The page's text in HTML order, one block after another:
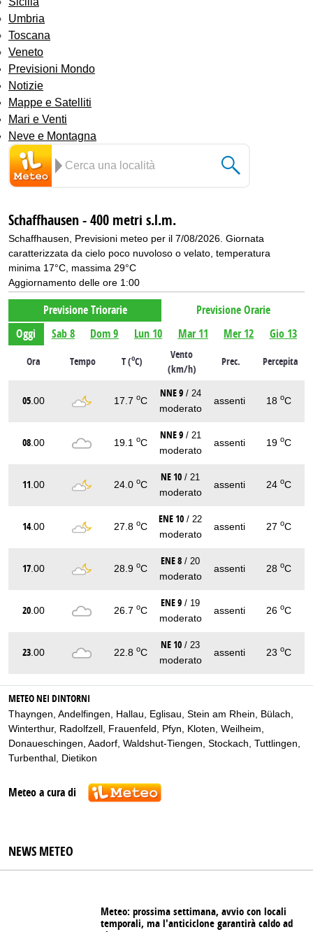
Umbria
Toscana
Veneto
Previsioni Mondo
Notizie
Mappe e Satelliti
Mari e Venti
Neve e Montagna
Schaffhausen - 400 metri s.l.m.
Schaffhausen, Previsioni meteo per il 7/08/2026. Giornata
caratterizzata da cielo poco nuvoloso o velato, temperatura
minima 17°C, massima 29°C
Aggiornamento delle ore 1:00
Previsione Triorarie
Previsione Orarie
Oggi
Sab 8 Dom 9 Lun 10 Mar 11 Mer 12 Gio 13
Ora Tempo T (oC)
Vento
(km/h)
Prec. Percepita
05 .00 17.7 oC
NNE 9 / 24
moderato
assenti 18 oC
08 .00 19.1 oC
NNE 9 / 21
moderato
assenti 19 oC
11 .00 24.0 oC
NE 10 / 21
moderato
assenti 24 oC
14.00 27.8 oC
ENE 10 / 22
moderato
assenti 27 oC
17 .00 28.9 oC
ENE 8 / 20
moderato
assenti 28 oC
20 .00 26.7 oC
ENE 9 / 19
moderato
assenti 26 oC
23 .00 22.8 oC
NE 10 / 23
moderato
assenti 23 oC
METEO NEI DINTORNI
Thayngen Andelfingen Hallau Eglisau Stein am Rhein Bülach
Winterthur, Radolfzell Frauenfeld Pfyn Kloten Weilheim
Donaueschingen Aadorf Waldshut-Tiengen Stockach Tuttlingen
Turbenthal Dietikon
Meteo a cura di
NEWS METEO
Meteo: prossima settimana, avvio con locali
temporali, ma l'anticiclone garantirà caldo ad